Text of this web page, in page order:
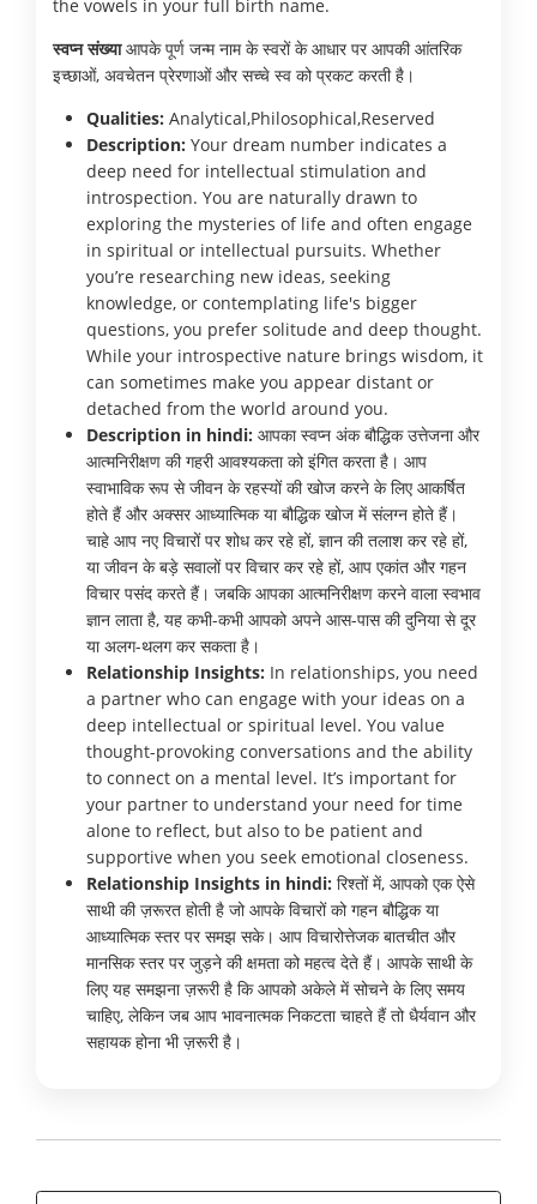
the vowels in your full birth name.
स्वप्न संख्याआपके पूर्ण जन्म नाम के स्वरों के आधार पर आपकी आंतरिक
इच्छाओं, अवचेतन प्रेरणाओं और सच्चे स्व को प्रकट करती है।
Qualities: Analytical,Philosophical,Reserved
Description: Your dream number indicates a
deep need for intellectual stimulation and
introspection. You are naturally drawn to
exploring the mysteries of life and often engage
in spiritual or intellectual pursuits. Whether
you’re researching new ideas, seeking
knowledge, or contemplating life's bigger
questions, you prefer solitude and deep thought.
While your introspective nature brings wisdom, it
can sometimes make you appear distant or
detached from the world around you.
Description in hindi: आपका स्वप्न अंक बौद्धिक उत्तेजना और
आत्मनिरीक्षण की गहरी आवश्यकता को इंगित करता है। आप
स्वाभाविक रूप से जीवन के रहस्यों की खोज करने के लिए आकर्षित
होते हैं और अक्सर आध्यात्मिक या बौद्धिक खोज में संलग्न होते हैं।
चाहे आप नए विचारों पर शोध कर रहे हों, ज्ञान की तलाश कर रहे हों,
या जीवन के बड़े सवालों पर विचार कर रहे हों, आप एकांत और गहन
विचार पसंद करते हैं। जबकि आपका आत्मनिरीक्षण करने वाला स्वभाव
ज्ञान लाता है, यह कभी-कभी आपको अपने आस-पास की दुनिया से दूर
या अलग-थलग कर सकता है।
Relationship Insights: In relationships, you need
a partner who can engage with your ideas on a
deep intellectual or spiritual level. You value
thought-provoking conversations and the ability
to connect on a mental level. It’s important for
your partner to understand your need for time
alone to reflect, but also to be patient and
supportive when you seek emotional closeness.
Relationship Insights in hindi: रिश्तों में, आपको एक ऐसे
साथी की ज़रूरत होती है जो आपके विचारों को गहन बौद्धिक या
आध्यात्मिक स्तर पर समझ सके। आप विचारोत्तेजक बातचीत और
मानसिक स्तर पर जुड़ने की क्षमता को महत्व देते हैं। आपके साथी के
लिए यह समझना ज़रूरी है कि आपको अकेले में सोचने के लिए समय
चाहिए, लेकिन जब आप भावनात्मक निकटता चाहते हैं तो धैर्यवान और
सहायक होना भी ज़रूरी है।